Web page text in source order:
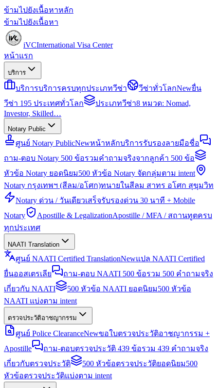
ข้ามไปยังเนื้อหาหลัก
ข้ามไปยังเนื้อหา
iVCInternational Visa Center
หน้าแรก
บริการ
บริการบริการครบทุกประเภทวีซ่า วีซ่าทั่วโลกNewยื่น
วีซ่า 195 ประเทศทั่วโลก
ประเภทวีซ่า8 หมวด: Nomad,
Investor, Skilled…
Notary Public
ศูนย์ Notary PublicNewหน้าหลักบริการรับรองลายมือชื่อ
ถาม-ตอบ Notary 500 ข้อรวมคำถามจริงจากลูกค้า 500 ข้อ
หัวข้อ Notary ยอดนิยม500 หัวข้อ Notary จัดกลุ่มตาม intent
Notary กรุงเทพฯ (สีลม/อโศก)ทนายในสีลม สาทร อโศก สุขุมวิท
Notary ด่วน / วันเดียวเสร็จรับรองด่วน 30 นาที + Mobile
Notary
Apostille & LegalizationApostille / MFA / สถานทูตครบ
ทุกประเทศ
NAATI Translation
ศูนย์ NAATI Certified TranslationNewแปล NAATI Certified
ยื่นออสเตรเลีย
ถาม-ตอบ NAATI 500 ข้อรวม 500 คำถามจริง
เกี่ยวกับ NAATI
500 หัวข้อ NAATI ยอดนิยม500 หัวข้อ
NAATI แบ่งตาม intent
ตรวจประวัติอาชญากรรม
ศูนย์ Police ClearanceNewขอใบตรวจประวัติอาชญากรรม +
Apostille
ถาม-ตอบตรวจประวัติ 439 ข้อรวม 439 คำถามจริง
เกี่ยวกับตรวจประวัติ
500 หัวข้อตรวจประวัติยอดนิยม500
หัวข้อตรวจประวัติแบ่งตาม intent